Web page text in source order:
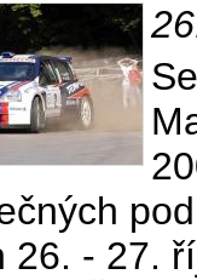
26. - 27.